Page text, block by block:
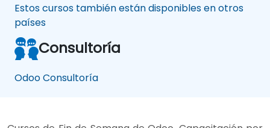
Estos cursos también están disponibles en otros
países
Consultoría
Odoo Consultoría